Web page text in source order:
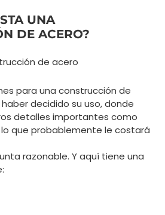
UNA
DE ACERO?
de acero
para una construcción de
decidido su uso, donde
detalles importantes como
que probablemente le costará
razonable. Y aquí tiene una